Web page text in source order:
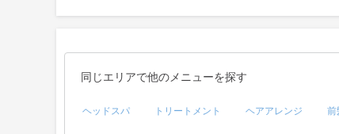
同じエリアで他のメニューを探す
ヘッドスパ トリートメント ヘアアレンジ 前